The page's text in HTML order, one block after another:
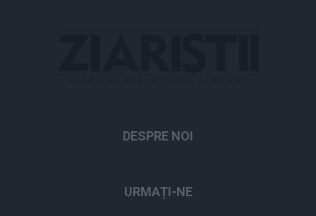
DESPRE NOI
URMAȚI-NE